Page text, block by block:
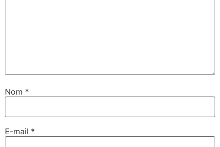
Nom *
E-mail *